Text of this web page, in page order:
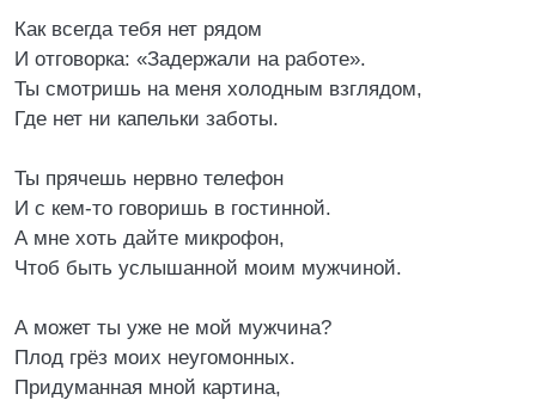
Как всегда тебя нет рядом
И отговорка: «Задержали на работе».
Ты смотришь на меня холодным взглядом,
Где нет ни капельки заботы.
Ты прячешь нервно телефон
И с кем-то говоришь в гостинной.
А мне хоть дайте микрофон,
Чтоб быть услышанной моим мужчиной.
А может ты уже не мой мужчина?
Плод грёз моих неугомонных.
Придуманная мной картина,